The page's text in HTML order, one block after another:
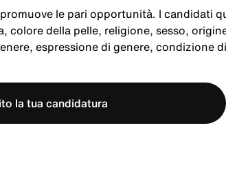
le pari opportunità. I candidati
colore della pelle, religione, sesso,
espressione di genere, condizione
la tua candidatura